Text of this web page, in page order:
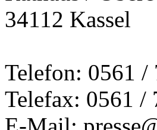
34112 Kassel
Telefon: 0561 /
Telefax: 0561 /